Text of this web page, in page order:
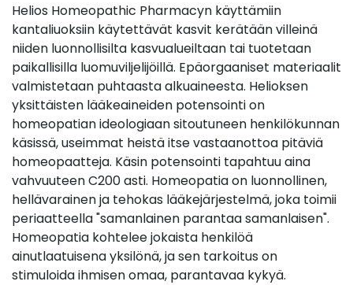
Helios Homeopathic Pharmacyn käyttämiin
kantaliuoksiin käytettävät kasvit kerätään villeinä
niiden luonnollisilta kasvualueiltaan tai tuotetaan
paikallisilla luomuviljelijöillä. Epäorgaaniset materiaalit
valmistetaan puhtaasta alkuaineesta. Helioksen
yksittäisten lääkeaineiden potensointi on
homeopatian ideologiaan sitoutuneen henkilökunnan
käsissä, useimmat heistä itse vastaanottoa pitäviä
homeopaatteja. Käsin potensointi tapahtuu aina
vahvuuteen C200 asti. Homeopatia on luonnollinen,
hellävarainen ja tehokas lääkejärjestelmä, joka toimii
periaatteella "samanlainen parantaa samanlaisen".
Homeopatia kohtelee jokaista henkilöä
ainutlaatuisena yksilönä, ja sen tarkoitus on
stimuloida ihmisen omaa, parantavaa kykyä.